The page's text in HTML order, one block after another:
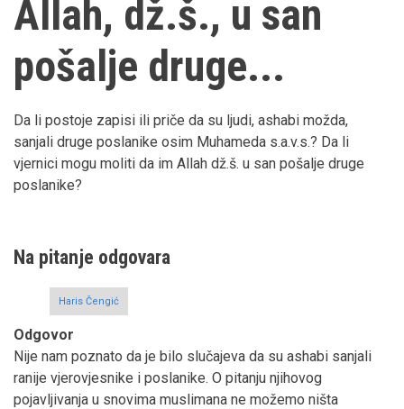
Allah, dž.š., u san
pošalje druge...
Da li postoje zapisi ili priče da su ljudi, ashabi možda,
sanjali druge poslanike osim Muhameda s.a.v.s.? Da li
vjernici mogu moliti da im Allah dž.š. u san pošalje druge
poslanike?
Na pitanje odgovara
Haris Čengić
Odgovor
Nije nam poznato da je bilo slučajeva da su ashabi sanjali
ranije vjerovjesnike i poslanike. O pitanju njihovog
pojavljivanja u snovima muslimana ne možemo ništa